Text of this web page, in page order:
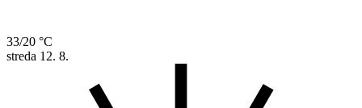
33/20 °C
streda 12. 8.